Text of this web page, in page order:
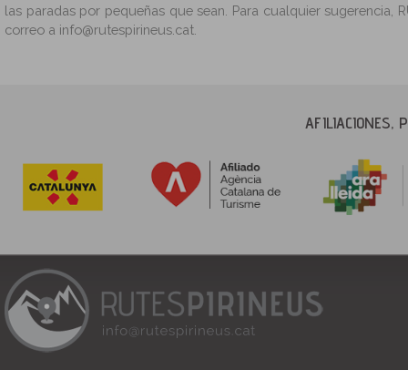
las paradas por pequeñas que sean. Para cualquier sugerencia,
correo a info@rutespirineus.cat.
AFILIACIONES,